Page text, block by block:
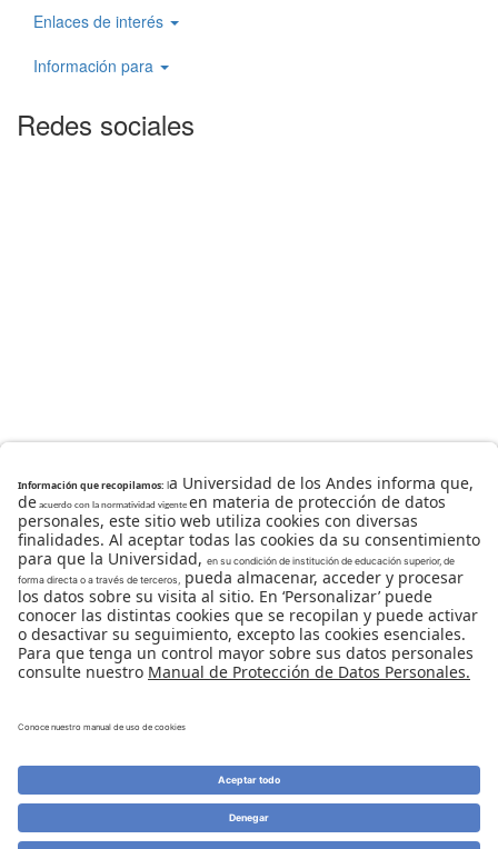
Enlaces de interés
Información para
Redes sociales
de mayo de 1964.
Reconocimiento personería jurídica: Resolución 28 del
23 de febrero de 1949 Minjusticia.